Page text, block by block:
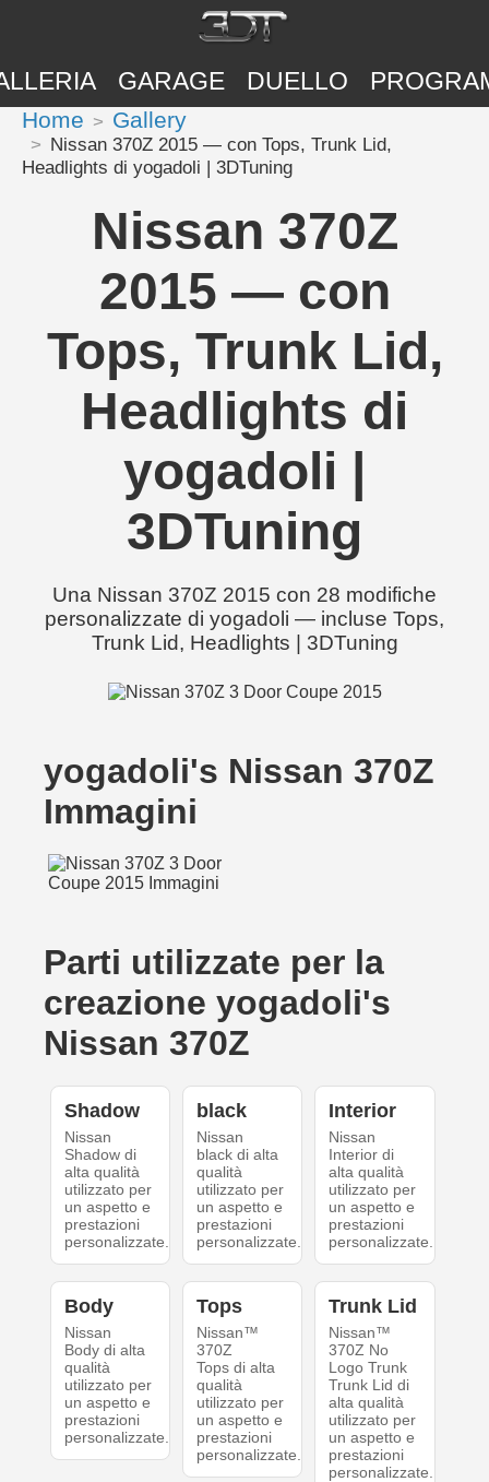
GARAGE DUELLO
Home Gallery
Nissan 370Z 2015 — con Tops, Trunk Lid,
Headlights di yogadoli | 3DTuning
Nissan 370Z
2015 — con
Tops, Trunk Lid,
Headlights di
yogadoli |
3DTuning
Una Nissan 370Z 2015 con 28 modifiche
personalizzate di yogadoli — incluse Tops,
Trunk Lid, Headlights | 3DTuning
yogadoli's Nissan 370Z
Immagini
Parti utilizzate per la
creazione yogadoli's
Nissan 370Z
Shadow
Nissan
Shadow di
alta qualità
utilizzato per
un aspetto e
prestazioni
personalizzate.
black
Nissan
black di alta
qualità
utilizzato per
un aspetto e
prestazioni
personalizzate.
Interior
Nissan
Interior di
alta qualità
utilizzato per
un aspetto e
prestazioni
personalizzate.
Body
Nissan
Body di alta
qualità
utilizzato per
un aspetto e
prestazioni
personalizzate.
Tops
Nissan™
370Z
Tops di alta
qualità
utilizzato per
un aspetto e
prestazioni
personalizzate.
Trunk Lid
Nissan™
370Z No
Logo Trunk
Trunk Lid di
alta qualità
utilizzato per
un aspetto e
prestazioni
personalizzate.